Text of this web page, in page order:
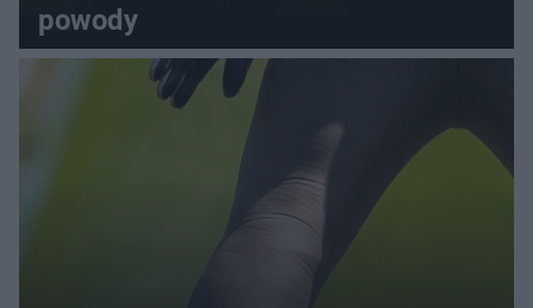
powody